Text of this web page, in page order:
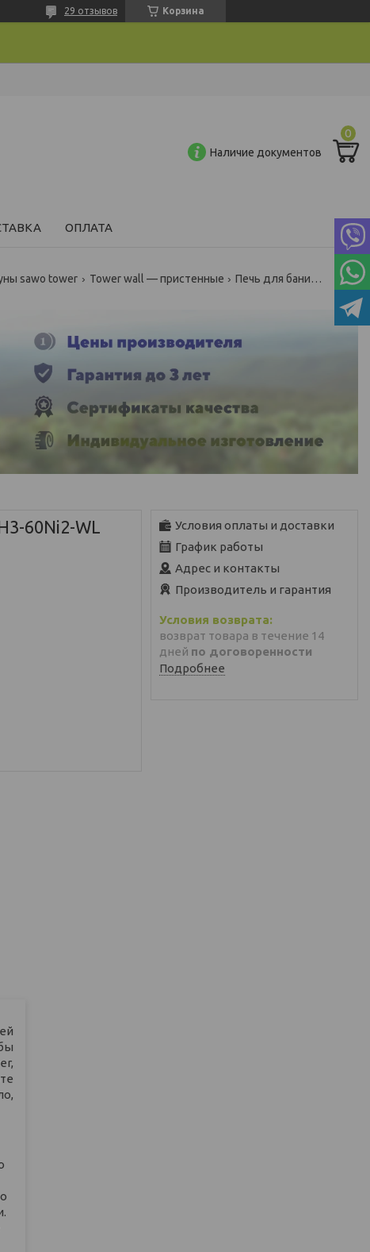
Корзина
29 отзывов
Наличие документов
ОПЛАТА
sawo tower Tower wall — пристенные Печь для бани sawo tower th3-60ni2-wl
60Ni2-WL
Условия оплаты и доставки
График работы
Адрес и контакты
Производитель и гарантия
возврат товара в течение 14
дней по договоренности
Подробнее